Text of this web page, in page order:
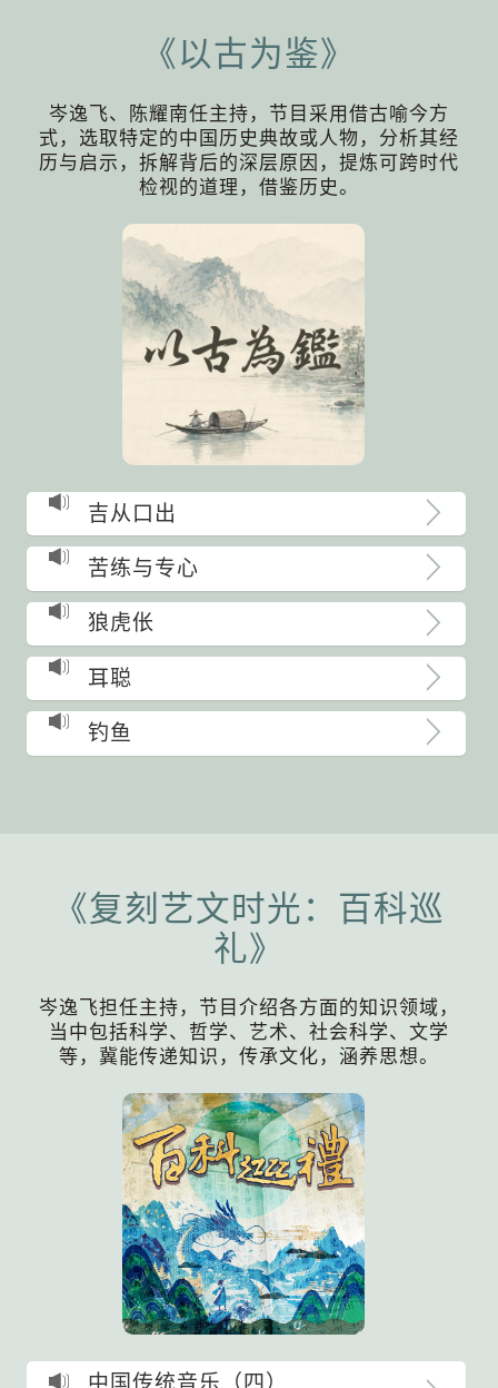
《以古为鉴》
岑逸飞、陈耀南任主持，节目采用借古喻今方
式，选取特定的中国历史典故或人物，分析其经
历与启示，拆解背后的深层原因，提炼可跨时代
检视的道理，借鉴历史。
吉从口出
苦练与专心
狼虎伥
耳聪
钓鱼
《复刻艺文时光：百科巡
礼》
岑逸飞担任主持，节目介绍各方面的知识领域，
当中包括科学、哲学、艺术、社会科学、文学
等，冀能传递知识，传承文化，涵养思想。
中国传统音乐（四）